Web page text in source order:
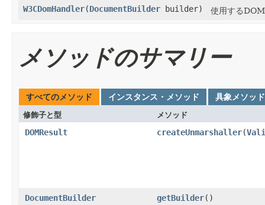
W3CDomHandler(DocumentBuilder builder) 使用する
メソッドのサマリー
すべてのメソッド インスタンス・メソッド 具象メソッド
修飾子と型 メソッド
DOMResult createUnmarshaller(
DocumentBuilder getBuilder()